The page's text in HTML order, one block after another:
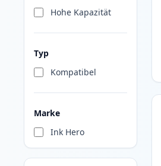
Hohe Kapazität
Typ
Kompatibel
Marke
Ink Hero